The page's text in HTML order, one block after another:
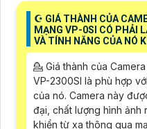
☪ GIÁ THÀNH CỦA
MẠNG VP-0SI CÓ PHẢI
VÀ TÍNH NĂNG CỦA NÓ
💁 Giá thành của
VP-2300SI là phù hợp
của nó. Camera này
đại, chất lượng hình ảnh
khiển từ xa thông qua